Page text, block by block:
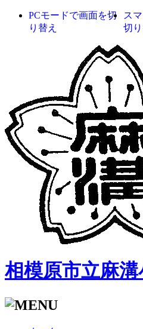
PCモードで画面を切
り替え
ス
切り
相模原市立麻